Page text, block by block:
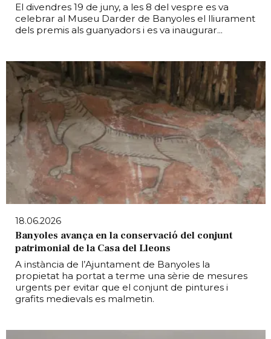
El divendres 19 de juny, a les 8 del vespre es va
celebrar al Museu Darder de Banyoles el lliurament
dels premis als guanyadors i es va inaugurar...
18.06.2026
Banyoles avança en la conservació del conjunt
patrimonial de la Casa del Lleons
A instància de l’Ajuntament de Banyoles la
propietat ha portat a terme una sèrie de mesures
urgents per evitar que el conjunt de pintures i
grafits medievals es malmetin.